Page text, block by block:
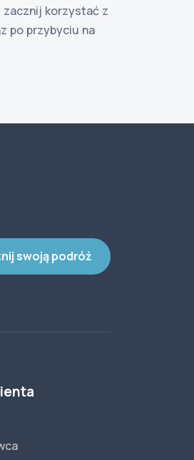
korzystać z
po przybyciu na
swoją podróż